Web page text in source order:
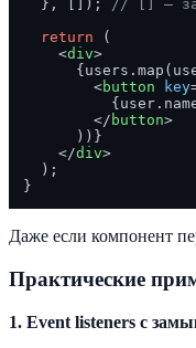
  }, []);
// [] —
return (
<div>
<button key
</ button>
      ))}
</div>
  );
Даже если компонент
Практические
1. Event listeners с